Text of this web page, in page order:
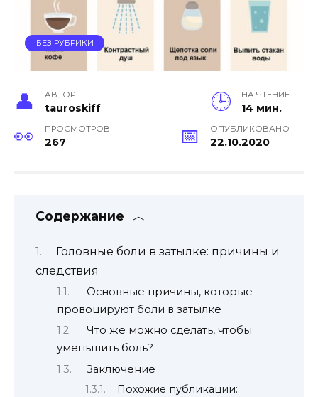
БЕЗ РУБРИКИ
АВТОР
tauroskiff
НА ЧТЕНИЕ
14 мин.
ПРОСМОТРОВ
267
ОПУБЛИКОВАНО
22.10.2020
Содержание
Головные боли в затылке: причины и
следствия
Основные причины, которые
провоцируют боли в затылке
Что же можно сделать, чтобы
уменьшить боль?
Заключение
Похожие публикации: